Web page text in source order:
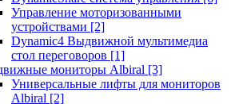
Управление моторизованными
устройствами [2]
Dynamic4 Выдвижной мультимедиа
стол переговоров [1]
мониторы Albiral [3]
Универсальные лифты для мониторов
Albiral [2]